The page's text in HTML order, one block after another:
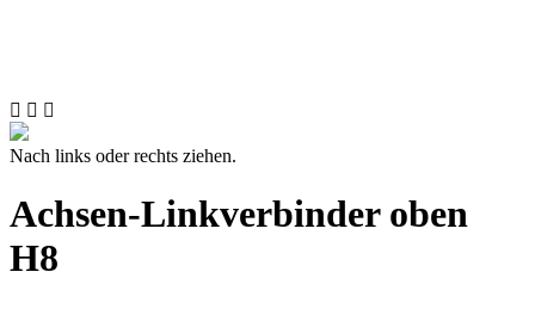
Nach links oder rechts ziehen.
Achsen-Linkverbinder oben
H8